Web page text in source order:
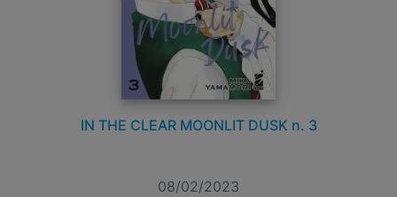
IN THE CLEAR MOONLIT DUSK n. 3
08/02/2023